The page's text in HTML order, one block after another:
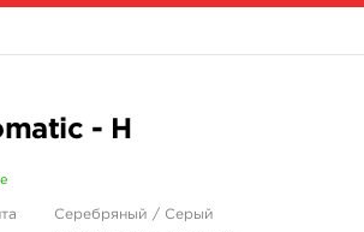
- H
Серебряный / Серый